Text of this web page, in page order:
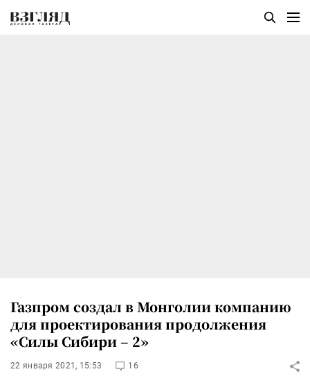
Газпром создал в Монголии компанию
для проектирования продолжения
«Силы Сибири – 2»
22 января 2021, 15:53 16